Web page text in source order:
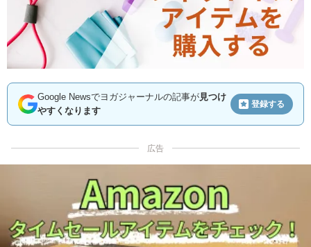
Google Newsでヨガジャーナルの記事が見つけ
やすくなります
登録する
広告